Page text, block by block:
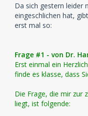
Da sich gestern leider
eingeschlichen hat,
erst mal so:
Frage #1 - von Dr.
Erst einmal ein
finde es klasse, dass
Die Frage, die mir zur
liegt, ist folgende: